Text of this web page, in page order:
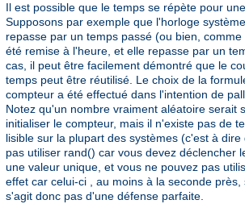
Il est possible que le temps se répète pour
Supposons par exemple que l'horloge
repasse par un temps passé (ou bien,
été remise à l'heure, et elle repasse par un
cas, il peut être facilement démontré que le
temps peut être réutilisé. Le choix de la
compteur a été effectué dans l'intention de
Notez qu'un nombre vraiment aléatoire serait
initialiser le compteur, mais il n'existe pas de
lisible sur la plupart des systèmes (c'est à
pas utiliser rand() car vous devez déclencher
une valeur unique, et vous ne pouvez pas
effet car celui-ci , au moins à la seconde
s'agit donc pas d'une défense parfaite.